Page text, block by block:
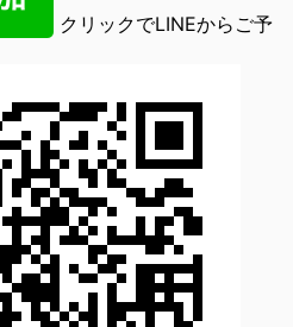
クリックでLINEからご予